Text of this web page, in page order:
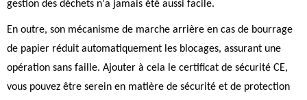
gestion des déchets n'a jamais été aussi facile.
En outre, son mécanisme de marche arrière en cas de bourrage
de papier réduit automatiquement les blocages, assurant une
opération sans faille. Ajouter à cela le certificat de sécurité CE,
vous pouvez être serein en matière de sécurité et de protection